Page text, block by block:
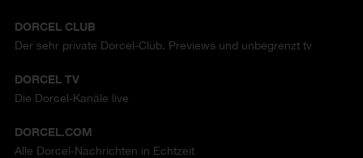
DORCEL CLUB
Der sehr private Dorcel-Club. Previews und unbegrenzt tv
DORCEL TV
Die Dorcel-Kanäle live
DORCEL.COM
Alle Dorcel-Nachrichten in Echtzeit